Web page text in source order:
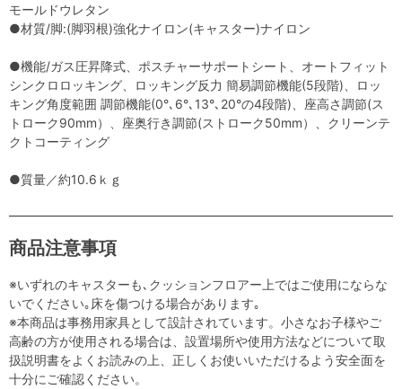
モールドウレタン
●材質/脚:(脚羽根)強化ナイロン(キャスター)ナイロン
●機能/ガス圧昇降式、ポスチャーサポートシート、オートフィット
シンクロロッキング、ロッキング反力 簡易調節機能(5段階)、ロッ
キング角度範囲 調節機能(0°､6°､13°､20°の4段階)、座高さ調節(ス
トローク90mm）、座奥行き調節(ストローク50mm）、クリーンテ
クトコーティング
●質量／約10.6ｋｇ
商品注意事項
※いずれのキャスターも､クッションフロアー上ではご使用にならな
いでください｡床を傷つける場合があります｡
※本商品は事務用家具として設計されています。小さなお子様やご
高齢の方が使用される場合は、設置場所や使用方法などについて取
扱説明書をよくお読みの上、正しくお使いいただけるよう安全面を
十分にご確認ください。